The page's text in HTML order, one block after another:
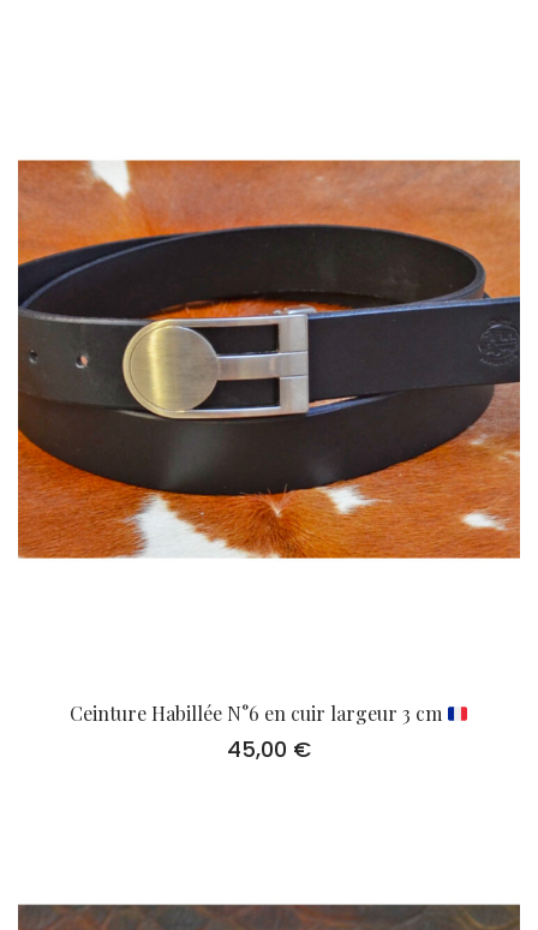
Ceinture Habillée N°6 en cuir largeur 3 cm
45,00 €